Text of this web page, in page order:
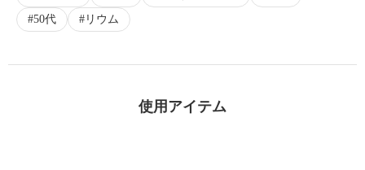
50代
リウム
使用アイテム